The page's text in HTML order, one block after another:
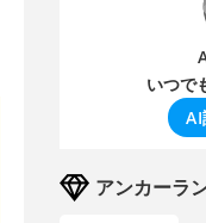
いつで
AI
アンカーラ